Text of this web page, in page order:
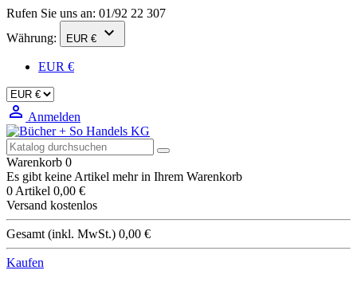
Rufen Sie uns an: 01/92 22 307
Währung:
EUR € 
EUR €
 Anmelden
Warenkorb 0
Es gibt keine Artikel mehr in Ihrem Warenkorb
0 Artikel 0,00 €
Versand kostenlos
Gesamt (inkl. MwSt.) 0,00 €
Kaufen